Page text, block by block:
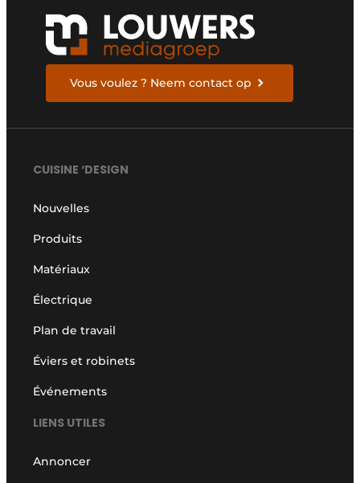
Vous voulez ? Neem contact op
CUISINE ‘DESIGN
Nouvelles
Produits
Matériaux
Électrique
Plan de travail
Éviers et robinets
Événements
LIENS UTILES
Annoncer